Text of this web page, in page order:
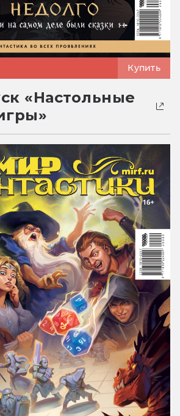
Купить
«Настольные